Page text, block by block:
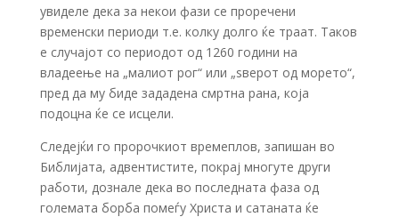
увиделе дека за некои фази се проречени
временски периоди т.е. колку долго ќе траат. Таков
е случајот со периодот од 1260 години на
владеење на „малиот рог“ или „ѕверот од морето“,
пред да му биде зададена смртна рана, која
подоцна ќе се исцели.
Следејќи го пророчкиот времеплов, запишан во
Библијата, адвентистите, покрај многуте други
работи, дознале дека во последната фаза од
големата борба помеѓу Христа и сатаната ќе